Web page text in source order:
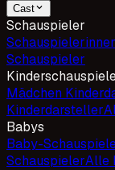
Cast
Schauspieler
Schauspieler
Mädchen
Kinderdarsteller
Babys
Baby-
SchauspielerAlle